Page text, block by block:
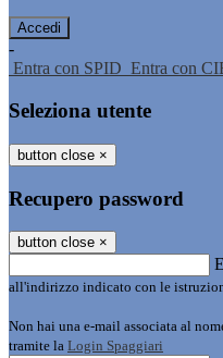
-
Entra con SPID Entra con
Seleziona utente
button close ×
Recupero password
button close ×
all'indirizzo indicato con le
Non hai una e-mail associata al
tramite la Login Spaggiari